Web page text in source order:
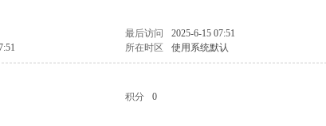
最后访问
2025-6-15 07:51
所在时区 使用系统默认
积分
0